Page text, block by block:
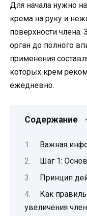
Для начала нужно
крема на руку и
поверхности
орган до полного
применения
которых крем
ежедневно.
Содержание
Важная
Шаг 1:
Принцип
Как
увеличения